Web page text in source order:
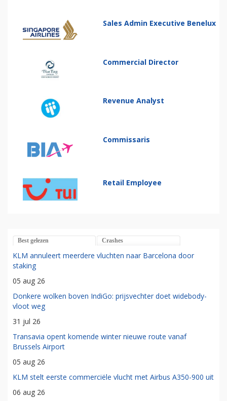
Sales Admin Executive Benelux
Commercial Director
Revenue Analyst
Commissaris
Retail Employee
Best gelezen Crashes
KLM annuleert meerdere vluchten naar Barcelona door
staking
05 aug 26
Donkere wolken boven IndiGo: prijsvechter doet widebody-
vloot weg
31 jul 26
Transavia opent komende winter nieuwe route vanaf
Brussels Airport
05 aug 26
KLM stelt eerste commerciële vlucht met Airbus A350-900 uit
06 aug 26